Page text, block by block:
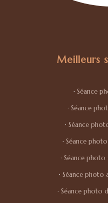
Meilleurs
· Séance
·Séance
·Séance
·Séance
· Séance
· Séance photo
· Séance photo